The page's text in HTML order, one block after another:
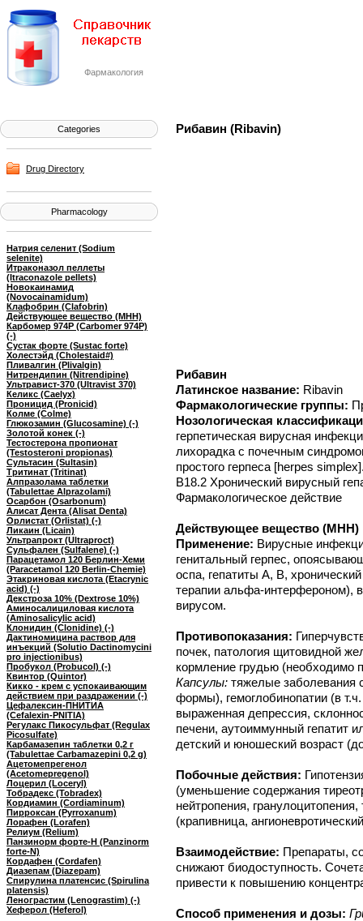
Фармакология
Categories
Drug Directory
Pharmacology
Натрия селенит (Sodium
selenite)
Итраконазол пеллеты
(Itraconazole pellets)
Новокаинамид
(Novocainamidum)
Клафобрин (Clafobrin)
Действующее вещество (МНН)
Карбомер 974P (Carbomer 974P)
(-)
Сустак форте (Sustac forte)
Холестэйд (Cholestaid#)
Пливалгин (Plivalgin)
Нитрендипин (Nitrendipine)
Ультравист-370 (Ultravist 370)
Келикс (Caelyx)
Проницид (Pronicid)
Колме (Colme)
Глюкозамин (Glucosamine) (-)
Золотой конек (-)
Тестостерона пропионат
(Testosteroni propionas)
Сультасин (Sultasin)
Тритинат (Tritinat)
Алпразолама таблетки
(Tabulettae Alprazolami)
Осарбон (Osarbonum)
Алисат Дента (Alisat Denta)
Орлистат (Orlistat) (-)
Ликаин (Licain)
Ультрапрокт (Ultraproct)
Сульфален (Sulfalene) (-)
Парацетамол 120 Берлин-Хеми
(Paracetamol 120 Berlin-Chemie)
Этакриновая кислота (Etacrynic
acid) (-)
Декстроза 10% (Dextrose 10%)
Аминосалициловая кислота
(Aminosalicylic acid)
Клонидин (Clonidine) (-)
Дактиномицина раствор для
инъекций (Solutio Dactinomycini
pro injectionibus)
Пробукол (Probucol) (-)
Квинтор (Quintor)
Кикко - крем с успокаивающим
действием при раздражении (-)
Цефалексин-ПНИТИА
(Cefalexin-PNITIA)
Регулакс Пикосульфат (Regulax
Picosulfate)
Карбамазепин таблетки 0,2 г
(Tabulettae Carbamazepini 0,2 g)
Ацетомепрегенол
(Acetomepregenol)
Лоцерил (Loceryl)
Тобрадекс (Tobradex)
Кордиамин (Cordiaminum)
Пирроксан (Pyrroxanum)
Лорафен (Lorafen)
Релиум (Relium)
Панзинорм форте-Н (Panzinorm
forte-N)
Кордафен (Cordafen)
Диазепам (Diazepam)
Спирулина платенсис (Spirulina
platensis)
Ленограстим (Lenograstim) (-)
Хеферол (Heferol)
Рибавин (Ribavin)
Рибавин
Латинское название: Ribavin
Фармакологические группы:
Нозологическая
герпетическая вирусная
лихорадка с почечным
простого герпеса [herpes
B18.2 Хронический вирусный
Фармакологическое действие
Действующее вещество (МНН)
Применение: Вирусные
генитальный герпес,
оспа, гепатиты A, B,
терапии альфа-интерфероном),
вирусом.
Противопоказания:
почек, патология щитовидной
кормление грудью (необходимо
Капсулы: тяжелые заболевания
формы), гемоглобинопатии (в
выраженная депрессия,
печени, аутоиммунный гепатит
детский и юношеский возраст
Побочные действия:
(уменьшение содержания
нейтропения,
(крапивница,
Взаимодействие: Препараты,
снижают биодоступность.
привести к повышению
Способ применения и дозы: